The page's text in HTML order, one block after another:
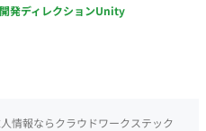
開発ディレクションUnity
情報ならクラウドワークステック